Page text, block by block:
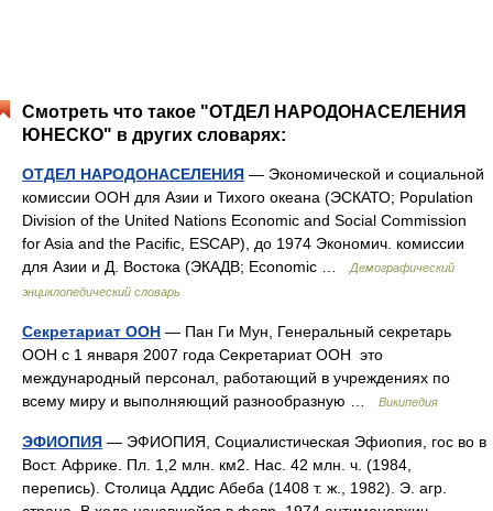
Смотреть что такое "ОТДЕЛ НАРОДОНАСЕЛЕНИЯ
ЮНЕСКО" в других словарях:
ОТДЕЛ НАРОДОНАСЕЛЕНИЯ — Экономической и социальной
комиссии ООН для Азии и Тихого океана (ЭСКАТО; Population
Division of the United Nations Economic and Social Commission
for Asia and the Pacific, ESCAP), до 1974 Экономич. комиссии
для Азии и Д. Востока (ЭКАДВ; Economic …
Демографический
энциклопедический словарь
Секретариат ООН — Пан Ги Мун, Генеральный секретарь
ООН c 1 января 2007 года Секретариат ООН это
международный персонал, работающий в учреждениях по
всему миру и выполняющий разнообразную …
Википедия
ЭФИОПИЯ — ЭФИОПИЯ, Социалистическая Эфиопия, гос во в
Вост. Африке. Пл. 1,2 млн. км2. Нас. 42 млн. ч. (1984,
перепись). Столица Аддис Абеба (1408 т. ж., 1982). Э. агр.